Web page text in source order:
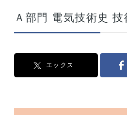
Ａ部門 電気技術史
エックス